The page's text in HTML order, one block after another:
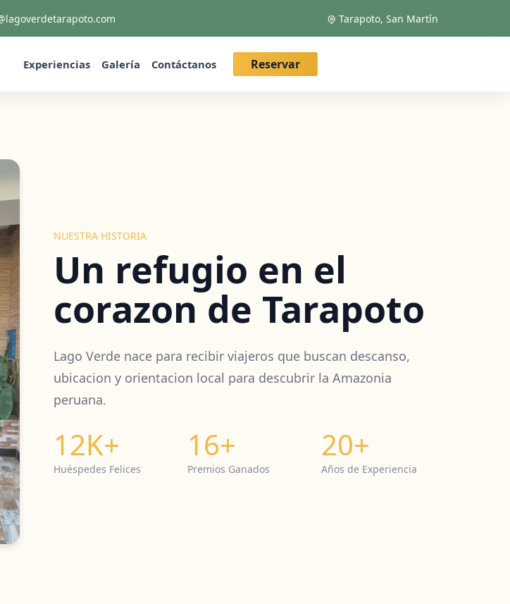
Tarapoto, San Martín
Experiencias Galería Contáctanos Reservar
NUESTRA HISTORIA
Un refugio en el
corazon de Tarapoto
Lago Verde nace para recibir viajeros que buscan descanso,
ubicacion y orientacion local para descubrir la Amazonia
peruana.
12K+
Huéspedes Felices
16+
Premios Ganados
20+
Años de Experiencia